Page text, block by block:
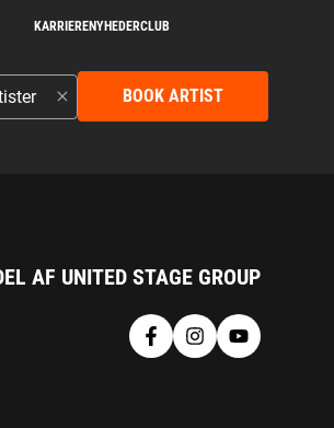
KARRIERENYHEDERCLUB
BOOK ARTIST
AF UNITED STAGE GROUP